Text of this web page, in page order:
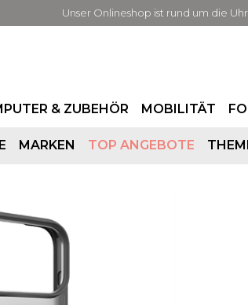
Unser Onlineshop ist rund um die
& ZUBEHÖR MOBILITÄT
MARKEN TOP ANGEBOTE